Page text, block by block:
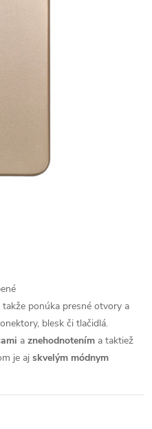
ponúka presné otvory a
blesk či tlačidlá.
a znehodnotením a taktiež
je aj skvelým módnym